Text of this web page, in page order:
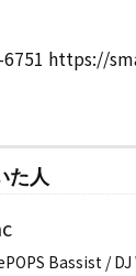
6751 https://
た人
Bassist / DJ